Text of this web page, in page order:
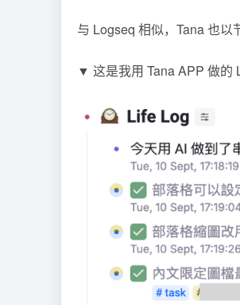
与 Logseq 相似，Tana 也以
▼ 这是我用 Tana APP 做的